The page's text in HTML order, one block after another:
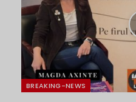
BREAKING-NEWS